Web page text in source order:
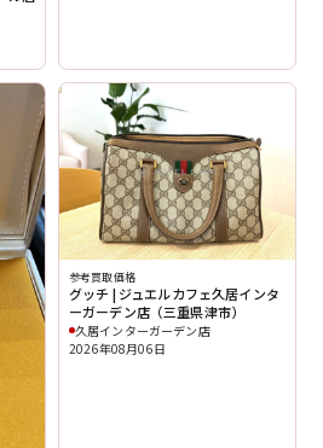
参考買取価格
グッチ | ジュエルカフェ久居インタ
ーガーデン店（三重県津市）
久居インターガーデン店
2026年08月06日